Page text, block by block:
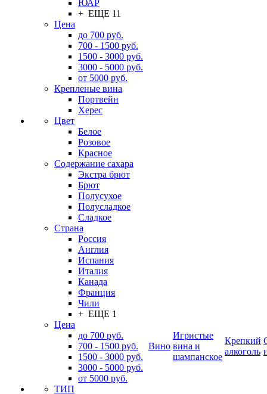
ЮАР
+ ЕЩЕ 11
Цена
до 700 руб.
700 - 1500 руб.
1500 - 3000 руб.
3000 - 5000 руб.
от 5000 руб.
Крепленые вина
Портвейн
Херес
Цвет
Белое
Розовое
Красное
Содержание сахара
Экстра брют
Брют
Полусухое
Полусладкое
Сладкое
Страна
Россия
Англия
Испания
Италия
Канада
Франция
Чили
+ ЕЩЕ 1
Цена
до 700 руб.
700 - 1500 руб.
1500 - 3000 руб.
3000 - 5000 руб.
от 5000 руб.
ТИП
Вино
Игристые
вина и
шампанское
Крепкий
алкоголь